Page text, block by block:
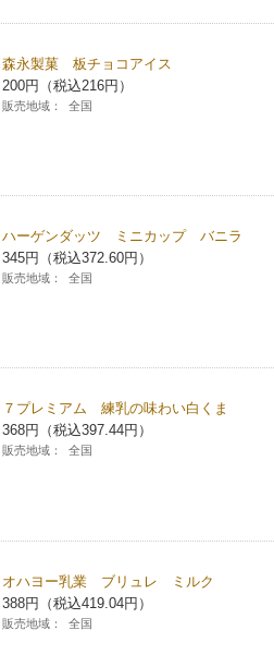
森永製菓 板チョコアイス
200円（税込216円）
販売地域： 全国
ハーゲンダッツ ミニカップ バニラ
345円（税込372.60円）
販売地域： 全国
７プレミアム 練乳の味わい白くま
368円（税込397.44円）
販売地域： 全国
オハヨー乳業 ブリュレ ミルク
388円（税込419.04円）
販売地域： 全国